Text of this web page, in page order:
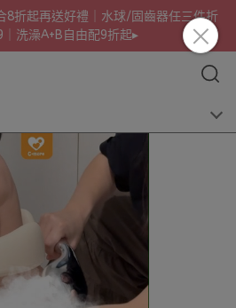
8折起再送好禮｜水球/固齒器任三件折
洗澡A+B自由配9折起▸